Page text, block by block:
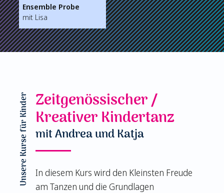
Ensemble Probe
mit Lisa
Unsere Kurse für Kinder Zeitgenössischer /
Kreativer Kindertanz
mit Andrea und Katja
In diesem Kurs wird den Kleinsten Freude
am Tanzen und die Grundlagen